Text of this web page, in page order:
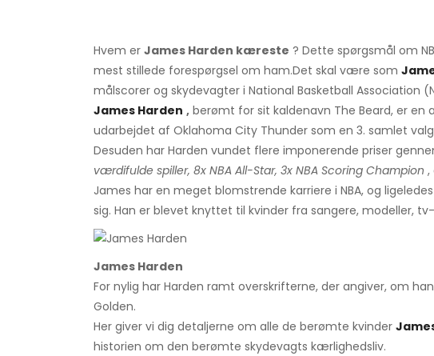
Hvem er James Harden kæreste ? Dette spørgsmål om
mest stillede forespørgsel om ham.Det skal være som
målscorer og skydevagter i National Basketball Association
James Harden , berømt for sit kaldenavn The Beard, er en
udarbejdet af Oklahoma City Thunder som en 3. samlet
Desuden har Harden vundet flere imponerende priser
værdifulde spiller, 8x NBA All-Star, 3x NBA Scoring Champion ,
James har en meget blomstrende karriere i NBA, og
sig. Han er blevet knyttet til kvinder fra sangere, modeller,
James Harden
For nylig har Harden ramt overskrifterne, der angiver, om
Golden.
Her giver vi dig detaljerne om alle de berømte kvinder
historien om den berømte skydevagts kærlighedsliv.